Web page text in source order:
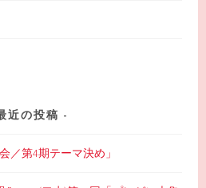
近の投稿
／第4期テーマ決め」